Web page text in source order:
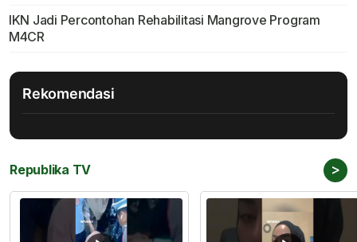
IKN Jadi Percontohan Rehabilitasi Mangrove Program
M4CR
Rekomendasi
Republika TV >